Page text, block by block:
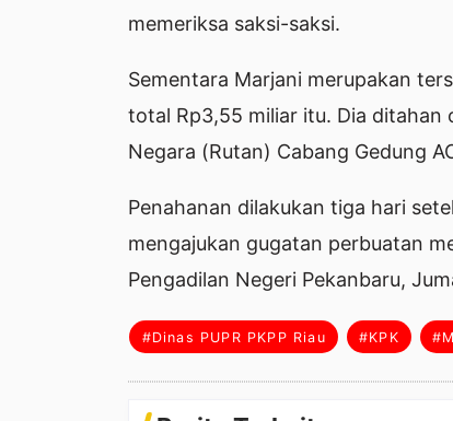
memeriksa saksi-saksi.
Sementara Marjani merupakan
total Rp3,55 miliar itu. Dia ditahan
Negara (Rutan) Cabang Gedung
Penahanan dilakukan tiga hari
mengajukan gugatan perbuatan
Pengadilan Negeri Pekanbaru,
#Dinas PUPR PKPP Riau #KPK